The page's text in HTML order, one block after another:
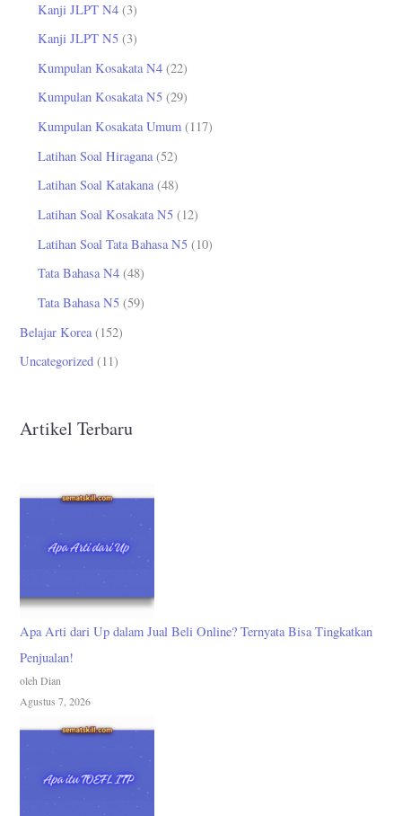
Kanji JLPT N4 (3)
Kanji JLPT N5 (3)
Kumpulan Kosakata N4 (22)
Kumpulan Kosakata N5 (29)
Kumpulan Kosakata Umum (117)
Latihan Soal Hiragana (52)
Latihan Soal Katakana(48)
Latihan Soal Kosakata N5 (12)
Latihan Soal Tata Bahasa N5 (10)
Tata Bahasa N4 (48)
Tata Bahasa N5 (59)
Belajar Korea (152)
Uncategorized (11)
Artikel Terbaru
Apa Arti dari Up dalam Jual Beli Online? Ternyata Bisa Tingkatkan
Penjualan!
oleh Dian
Agustus 7, 2026